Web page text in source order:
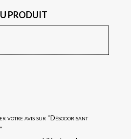
PRODUIT
votre avis sur “Désodorisant